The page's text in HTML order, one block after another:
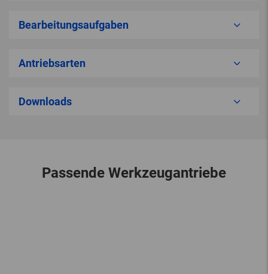
Bearbeitungsaufgaben
Antriebsarten
Downloads
Passende Werkzeugantriebe